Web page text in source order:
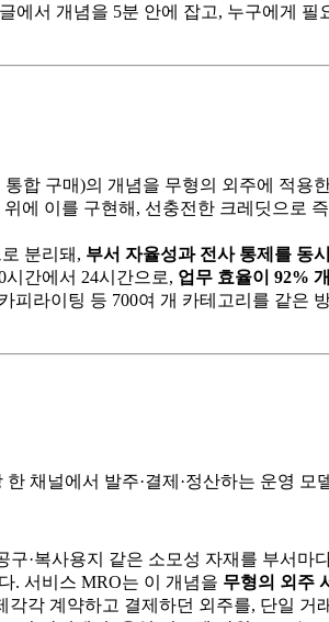
에서 개념을 5분 안에 잡고, 누구에게 필
합 구매)의 개념을 무형의 외주에 적용
위에 이를 구현해, 선충전한 크레딧으로
분리돼, 부서 자율성과 전사 통제를 동시
시간에서 24시간으로, 업무 효율이 92%
피라이팅 등 700여 개 카테고리를 같은
채널에서 발주·결제·정산하는 운영 모
구·복사용지 같은 소모성 자재를 부서마
. 서비스 MRO는 이 개념을 무형의 외주
각각 계약하고 결제하던 외주를, 단일 거